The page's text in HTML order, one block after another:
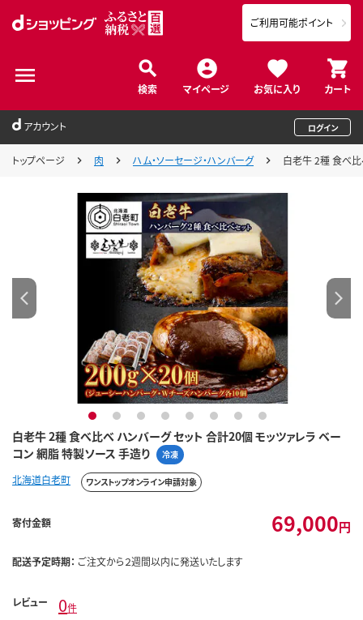
検索 マイページ お気に入り カート
ご利用可能ポイント
アカウント ログイン
トップページ 肉 ハム・ソーセージ・ハンバーグ 白老牛 2種 食べ比
白老牛 2種 食べ比べ ハンバーグ セット 合計20個 モッツァレラ ベー
コン 網脂 特製ソース 手造り
冷凍
1 2 3 4 5 6 7 8
北海道白老町 ワンストップオンライン申請対象
寄付金額 69,000円
配送予定時期： ご注文から２週間以内に発送いたします
レビュー 0件